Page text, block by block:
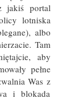
jakiś portal
lotniska
albo
Tam
aby
pełne
Was z
i blokada